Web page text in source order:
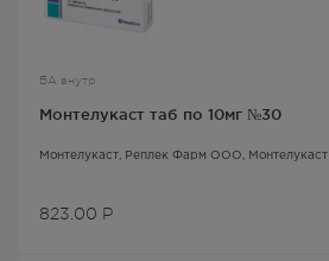
БА внутр
Монтелукаст таб по 10мг №30
Монтелукаст, Реплек Фарм ООО, Монтелукаст
823.00 Р